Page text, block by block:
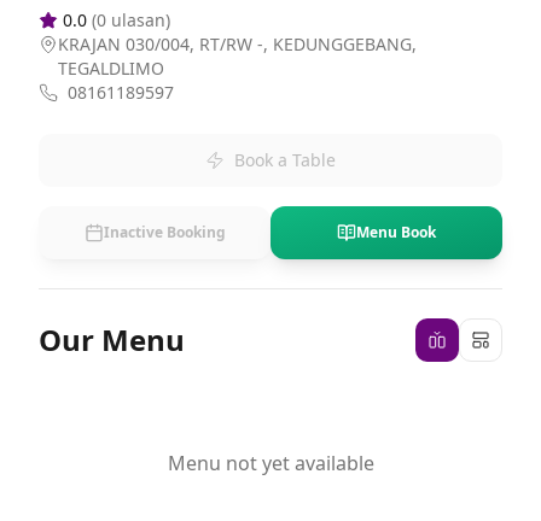
0.0 (0 ulasan)
KRAJAN 030/004, RT/RW -, KEDUNGGEBANG,
TEGALDLIMO
08161189597
Book a Table
Inactive Booking Menu Book
Our Menu
Menu not yet available